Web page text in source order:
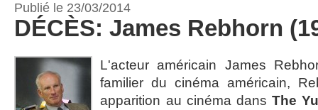
Publié le 23/03/2014
DÉCÈS: James Rebhorn
L'acteur américain James
familier du cinéma américain,
apparition au cinéma dansThe